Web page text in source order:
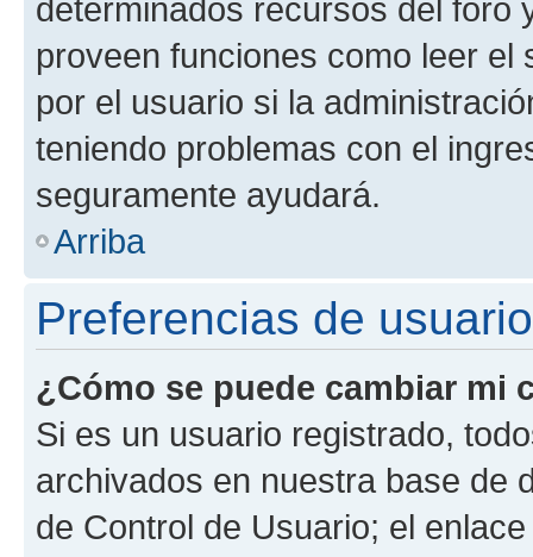
determinados recursos del foro
proveen funciones como leer el
por el usuario si la
teniendo problemas con el
seguramente ayudará.
Arriba
Preferencias de
¿Cómo se puede cambiar mi
Si es un usuario registrado,
archivados en nuestra base de
de Control de Usuario; el